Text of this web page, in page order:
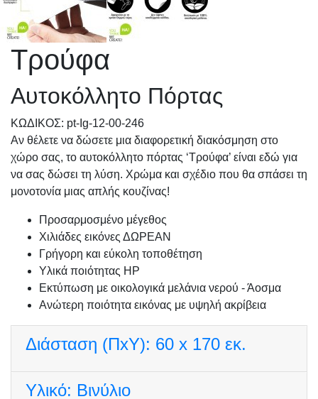
Τρούφα
Αυτοκόλλητο Πόρτας
KΩΔΙΚΟΣ: pt-Ig-12-00-246
Αν θέλετε να δώσετε μια διαφορετική διακόσμηση στο
χώρο σας, το αυτοκόλλητο πόρτας ‘Τρούφα’ είναι εδώ για
να σας δώσει τη λύση. Χρώμα και σχέδιο που θα σπάσει τη
μονοτονία μιας απλής κουζίνας!
Προσαρμοσμένo μέγεθος
Χιλιάδες εικόνες ΔΩΡΕΑΝ
Γρήγορη και εύκολη τοποθέτηση
Υλικά ποιότητας HP
Εκτύπωση με οικολογικά μελάνια νερού - Άοσμα
Ανώτερη ποιότητα εικόνας με υψηλή ακρίβεια
Διάσταση (ΠxΥ): 60 x 170 εκ.
Υλικό: Βινύλιο